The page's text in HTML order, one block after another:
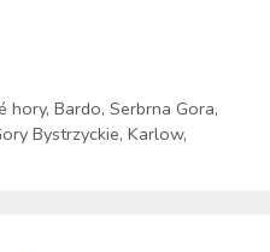
hory, Bardo, Serbrna Gora,
Bystrzyckie, Karlow,